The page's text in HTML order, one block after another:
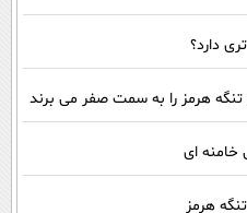
دارد؟
خامنه ای